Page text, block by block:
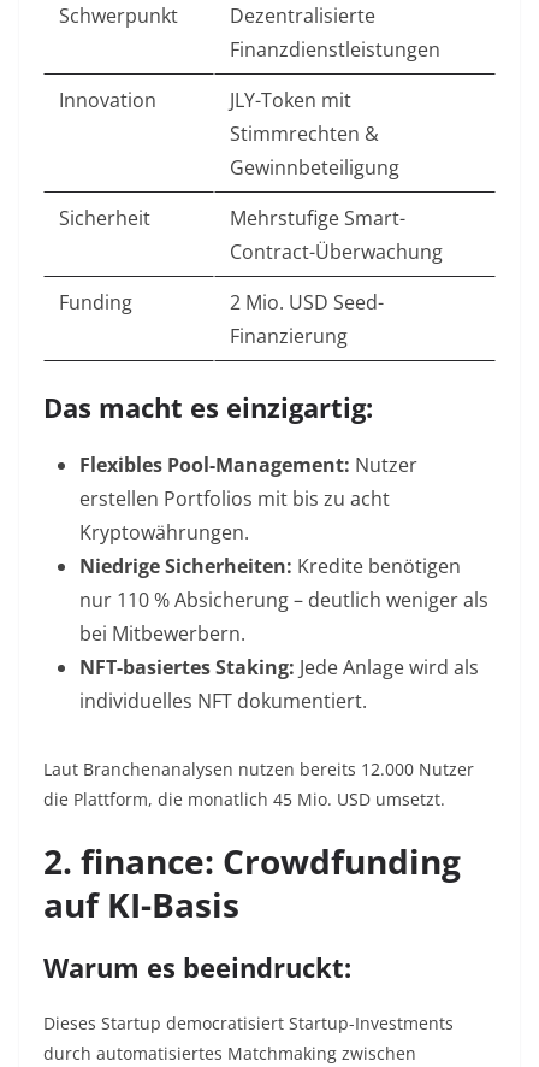
Schwerpunkt
Dezentralisierte
Finanzdienstleistungen
Innovation
JLY-Token mit
Stimmrechten &
Gewinnbeteiligung
Sicherheit
Mehrstufige Smart-
Contract-Überwachung
Funding
2 Mio. USD Seed-
Finanzierung
Das macht es einzigartig:
Flexibles Pool-Management: Nutzer
erstellen Portfolios mit bis zu acht
Kryptowährungen.
Niedrige Sicherheiten: Kredite benötigen
nur 110 % Absicherung – deutlich weniger als
bei Mitbewerbern.
NFT-basiertes Staking: Jede Anlage wird als
individuelles NFT dokumentiert.
Laut Branchenanalysen nutzen bereits 12.000 Nutzer
die Plattform, die monatlich 45 Mio. USD umsetzt.
2. finance: Crowdfunding
auf KI-Basis
Warum es beeindruckt:
Dieses Startup democratisiert Startup-Investments
durch automatisiertes Matchmaking zwischen